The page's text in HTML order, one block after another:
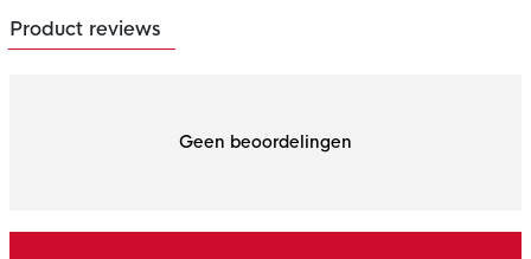
Product reviews
Geen beoordelingen